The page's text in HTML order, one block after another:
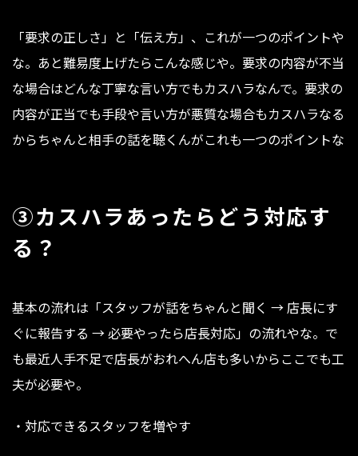
「要求の正しさ」と「伝え方」、これが一つのポイントや
な。あと難易度上げたらこんな感じや。要求の内容が不当
な場合はどんな丁寧な言い方でもカスハラなんで。要求の
内容が正当でも手段や言い方が悪質な場合もカスハラなる
からちゃんと相手の話を聴くんがこれも一つのポイントな
③カスハラあったらどう対応す
る？
基本の流れは「スタッフが話をちゃんと聞く → 店長にす
ぐに報告する → 必要やったら店長対応」の流れやな。で
も最近人手不足で店長がおれへん店も多いからここでも工
夫が必要や。
・対応できるスタッフを増やす